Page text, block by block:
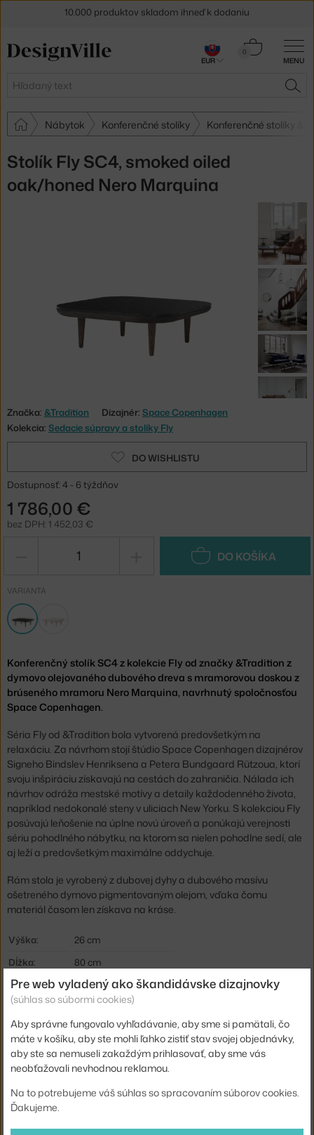
MENU
Hľadať
0
Košík
Nábytok Konferenčné stolíky Konferenčné stolíky
Stolík Fly SC4, smoked oiled
oak/honed Nero Marquina
Značka: &Tradition Dizajnér: Space Copenhagen
Kolekcia: Sedacie súpravy a stolíky Fly
DO WISHLISTU
Dostupnosť: 4 - 6 týždňov
1 786,00 €
bez DPH: 1 452,03 €
DO KOŠÍKA
VARIANTA
Konferenčný stolík SC4 z kolekcie Fly od značky &Tradition z
dymovo olejovaného dubového dreva s mramorovou doskou z
brúseného mramoru Nero Marquina, navrhnutý spoločnosťou
Space Copenhagen.
Séria Fly od &Tradition bola vytvorená predovšetkým na
relaxáciu. Za návrhom stojí štúdio Space Copenhagen dizajnérov
Signeho Bindslev Henriksena a Petera Bundgaard Rützoua, ktorí
svoju inšpiráciu získavajú na cestách do zahraničia. Nálada ich
návrhov odráža mestské motívy a detaily každodenného života,
napríklad nedokonalé steny v uliciach New Yorku. S kolekciou Fly
posúvajú leňošenie na úplne novú úroveň a ponúkajú verejnosti
sériu pohodlného nábytku, na ktorom sa nielen pohodlne sedí, ale
aj leží a predovšetkým maximálne oddychuje.
Rám stola je vyrobený z dubovej dyhy a dubového masívu
ošetreného dymovo pigmentovaným olejom, vďaka čomu
materiál časom len získava na kráse.
Výška:
26 cm
Dĺžka:
80 cm
Hĺbka:
80 cm
Hmotnosť:
Farba:
čierna
Materiál:
mramor, dubové drevo
Tvar:
štvorec
Doska:
mramor / kameň
30 dní na vrátenie tovaru
EUR
Pre web vyladený ako škandidávske dizajnovky
(súhlas so súbormi cookies)
Aby správne fungovalo vyhľadávanie, aby sme si pamätali, čo
máte v košíku, aby ste mohli ľahko zistiť stav svojej objednávky,
aby ste sa nemuseli zakaždým prihlasovať, aby sme vás
neobťažovali nevhodnou reklamou.
Na to potrebujeme váš súhlas so spracovaním súborov cookies.
Ďakujeme.